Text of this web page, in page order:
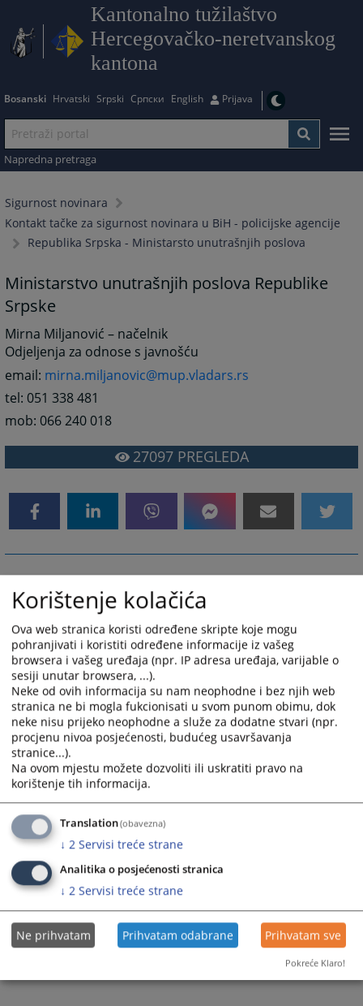
Kantonalno tužilaštvo
Hercegovačko-neretvanskog
kantona
Bosanski Hrvatski Srpski Српски English Prijava
Napredna pretraga
Sigurnost novinara
Kontakt tačke za sigurnost novinara u BiH - policijske agencije
Republika Srpska - Ministarsto unutrašnjih poslova
Ministarstvo unutrašnjih poslova Republike
Srpske
Mirna Miljanović – načelnik
Odjeljenja za odnose s javnošću
email: mirna.miljanovic@mup.vladars.rs
tel: 051 338 481
mob: 066 240 018
27097PREGLEDA
Korištenje kolačića
Ova web stranica koristi određene skripte koje mogu
pohranjivati i koristiti određene informacije iz vašeg
browsera i vašeg uređaja (npr. IP adresa uređaja, varijable o
sesiji unutar browsera, ...).
Neke od ovih informacija su nam neophodne i bez njih web
stranica ne bi mogla fukcionisati u svom punom obimu, dok
neke nisu prijeko neophodne a služe za dodatne stvari (npr.
procjenu nivoa posjećenosti, budućeg usavršavanja
stranice...).
Na ovom mjestu možete dozvoliti ili uskratiti pravo na
korištenje tih informacija.
Translation(obavezna)
↓ 2 Servisi treće strane
Analitika o posjećenosti stranica
↓ 2 Servisi treće strane
Ne prihvatam Prihvatam odabrane Prihvatam sve
Pokreće Klaro!